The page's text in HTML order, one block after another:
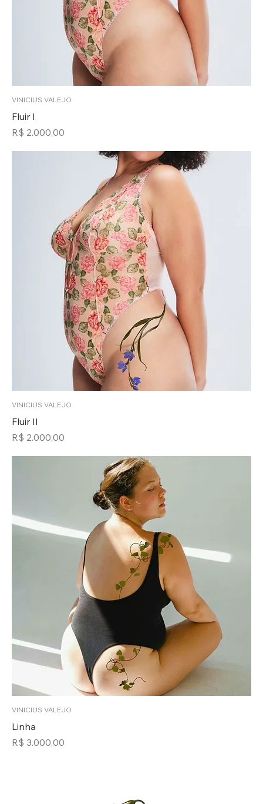
VINICIUS VALEJO
Fluir I
Preço
R$ 2.000,00
VINICIUS VALEJO
Fluir II
Preço
R$ 2.000,00
VINICIUS VALEJO
Linha
Preço
R$ 3.000,00